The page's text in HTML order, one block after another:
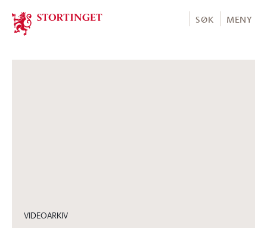
Stortinget.no
SØK MENY
VIDEOARKIV